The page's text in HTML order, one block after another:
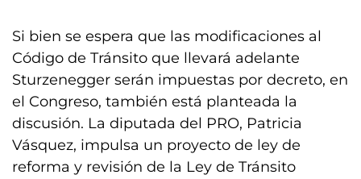
Si bien se espera que las modificaciones al
Código de Tránsito que llevará adelante
Sturzenegger serán impuestas por decreto, en
el Congreso, también está planteada la
discusión. La diputada del PRO, Patricia
Vásquez, impulsa un proyecto de ley de
reforma y revisión de la Ley de Tránsito